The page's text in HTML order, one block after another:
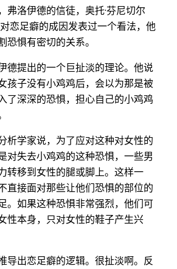
弗洛伊德的信徒，奥托·芬尼切尔
恋足癖的成因发表过一个看法，他
恐惧有密切的关系。
德提出的一个巨扯淡的理论。他说
孩子没有小鸡鸡后，会以为那是被
了深深的恐惧，担心自己的小鸡鸡
析学家说，为了应对这种对女性的
对失去小鸡鸡的这种恐惧，一些男
转移到女性的腿或脚上。这样一
直接面对那些让他们恐惧的部位的
。如果这种恐惧非常强烈，他们可
性本身，只对女性的鞋子产生兴
导出恋足癖的逻辑。很扯淡啊。反